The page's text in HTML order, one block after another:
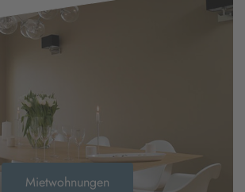
Mietwohnungen